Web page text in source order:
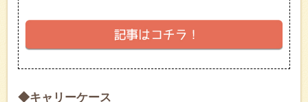
◆キャリーケース